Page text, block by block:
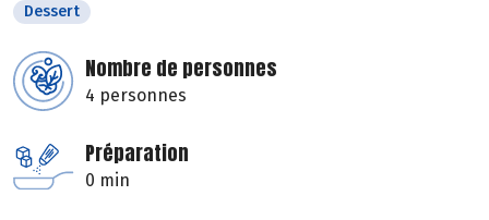
Dessert
Nombre de personnes
4 personnes
Préparation
0 min